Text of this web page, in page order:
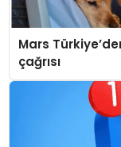
Mars
çağrısı